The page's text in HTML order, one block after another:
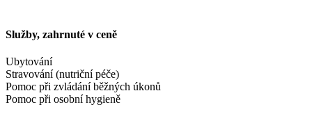
Služby, zahrnuté v ceně
Ubytování
Stravování (nutriční péče)
Pomoc při zvládání běžných úkonů
Pomoc při osobní hygieně